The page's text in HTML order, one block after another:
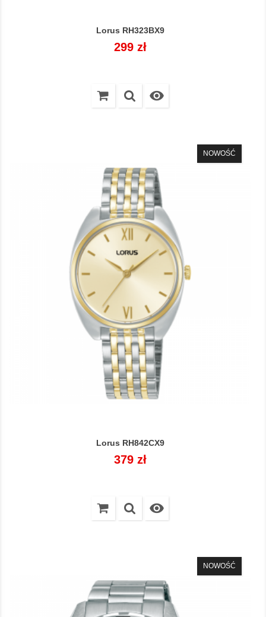
Lorus RH323BX9
Cena
299 zł

NOWOŚĆ
Lorus RH842CX9
Cena
379 zł

NOWOŚĆ